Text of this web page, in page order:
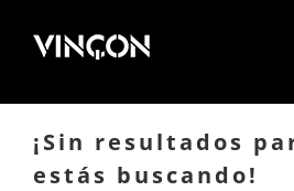
¡Sin resultados
estás buscando!